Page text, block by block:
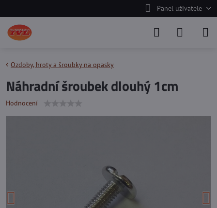
Panel uživatele
Ozdoby, hroty a šroubky na opasky
Náhradní šroubek dlouhý 1cm
Hodnocení